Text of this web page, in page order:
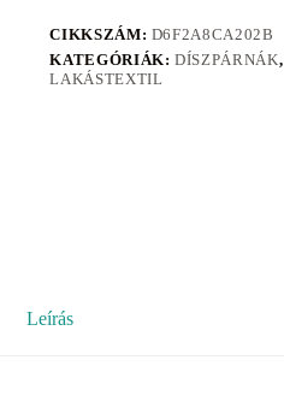
CIKKSZÁM: D6F2A8CA202B
KATEGÓRIÁK:DÍSZPÁRNÁK,
LAKÁSTEXTIL
Leírás